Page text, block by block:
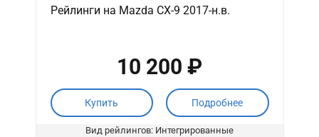
Рейлинги на Mazda CX-9 2017-н.в.
10 200 ₽
Купить Подробнее
Вид рейлингов: Интегрированные